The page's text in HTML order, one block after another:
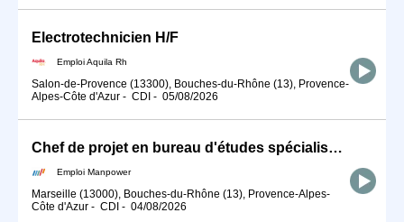
Electrotechnicien H/F
Emploi Aquila Rh
Salon-de-Provence (13300), Bouches-du-Rhône (13), Provence-
Alpes-Côte d'Azur - CDI - 05/08/2026
Chef de projet en bureau d'études spécialisé en machines spéciales (H/F)
Emploi Manpower
Marseille (13000), Bouches-du-Rhône (13), Provence-Alpes-
Côte d'Azur - CDI - 04/08/2026